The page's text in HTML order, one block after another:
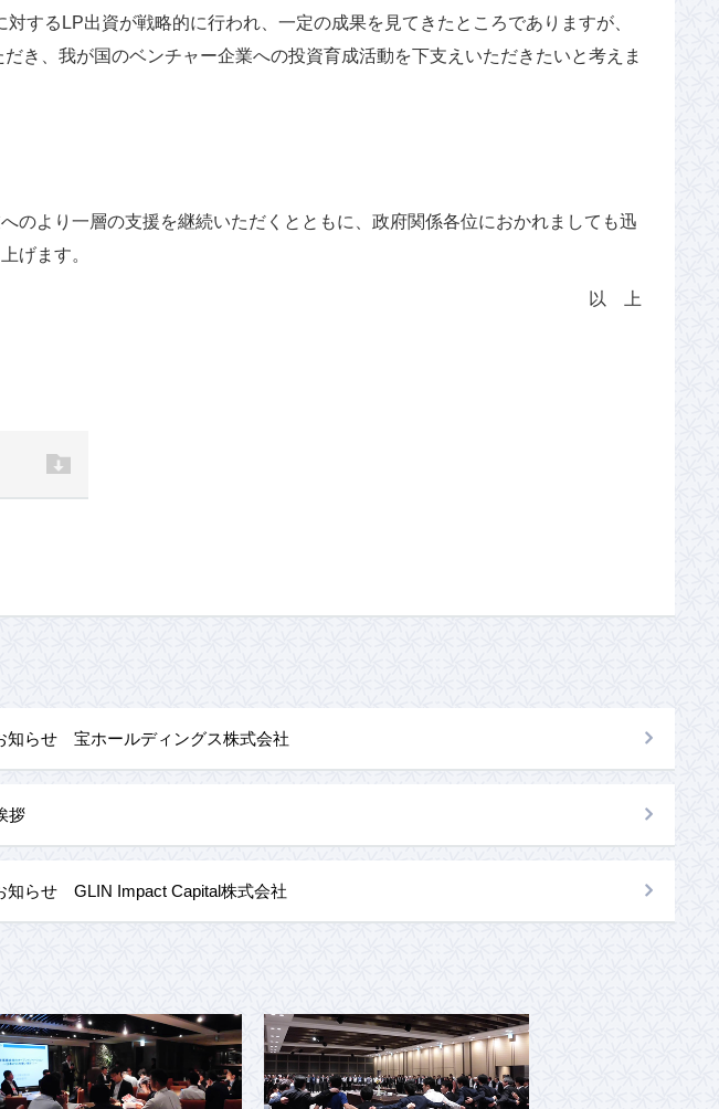
するLP出資が戦略的に行われ、一定の成果を見てきたところでありますが、
き、我が国のベンチャー企業への投資育成活動を下支えいただきたいと考えま
のより一層の支援を継続いただくとともに、政府関係各位におかれましても迅
げます。
以 上
知らせ 宝ホールディングス株式会社
拶
知らせ GLIN Impact Capital株式会社